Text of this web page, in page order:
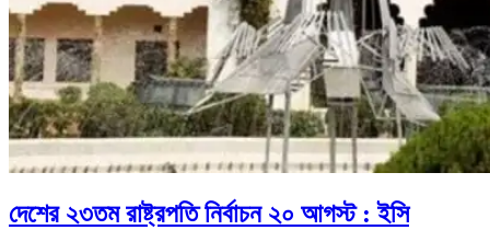
দেশের ২৩তম রাষ্ট্রপতি নির্বাচন ২০ আগস্ট : ইসি